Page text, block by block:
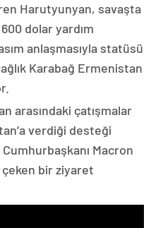
Harutyunyan, savaşta
dolar yardım
anlaşmasıyla statüsü
Karabağ Ermenistan
arasındaki çatışmalar
verdiği desteği
Macron
bir ziyaret